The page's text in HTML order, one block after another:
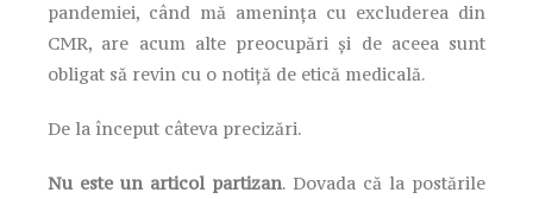
pandemiei, când mă amenința cu excluderea din
CMR, are acum alte preocupări și de aceea sunt
obligat să revin cu o notiță de etică medicală.
De la început câteva precizări.
Nu este un articol partizan. Dovada că la postările